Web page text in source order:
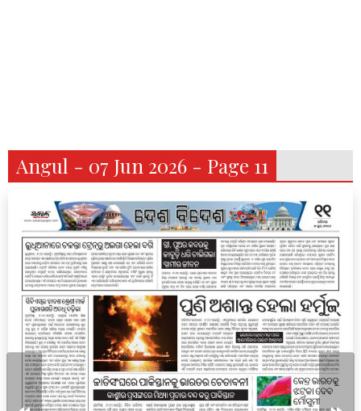
Angul - 07 Jun 2026 - Page 11